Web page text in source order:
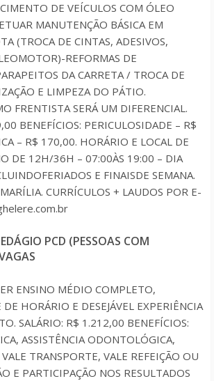
DE VEÍCULOS COM ÓLEO
MANUTENÇÃO BÁSICA EM
(TROCA DE CINTAS, ADESIVOS,
REFORMAS DE
DA CARRETA / TROCA DE
E LIMPEZA DO PÁTIO.
FRENTISTA SERÁ UM DIFERENCIAL.
BENEFÍCIOS: PERICULOSIDADE – R$
– R$ 170,00. HORÁRIO E LOCAL DE
DE 12H/36H – 07:00ÀS 19:00 – DIA
E FINAISDE SEMANA.
CURRÍCULOS + LAUDOS POR E-
PCD (PESSOAS COM
ENSINO MÉDIO COMPLETO,
HORÁRIO E DESEJÁVEL EXPERIÊNCIA
SALÁRIO: R$ 1.212,00 BENEFÍCIOS:
ASSISTÊNCIA ODONTOLÓGICA,
TRANSPORTE, VALE REFEIÇÃO OU
E PARTICIPAÇÃO NOS RESULTADOS